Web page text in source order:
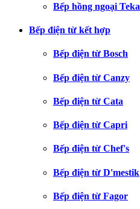
Bếp hồng ngoại Teka
Bếp điện từ kết hợp
Bếp điện từ Bosch
Bếp điện từ Canzy
Bếp điện từ Cata
Bếp điện từ Capri
Bếp điện từ Chef's
Bếp điện từ D'mestik
Bếp điện từ Fagor